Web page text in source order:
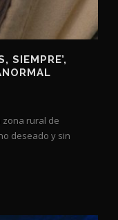
SIEMPRE’,
zona rural de
deseado y sin